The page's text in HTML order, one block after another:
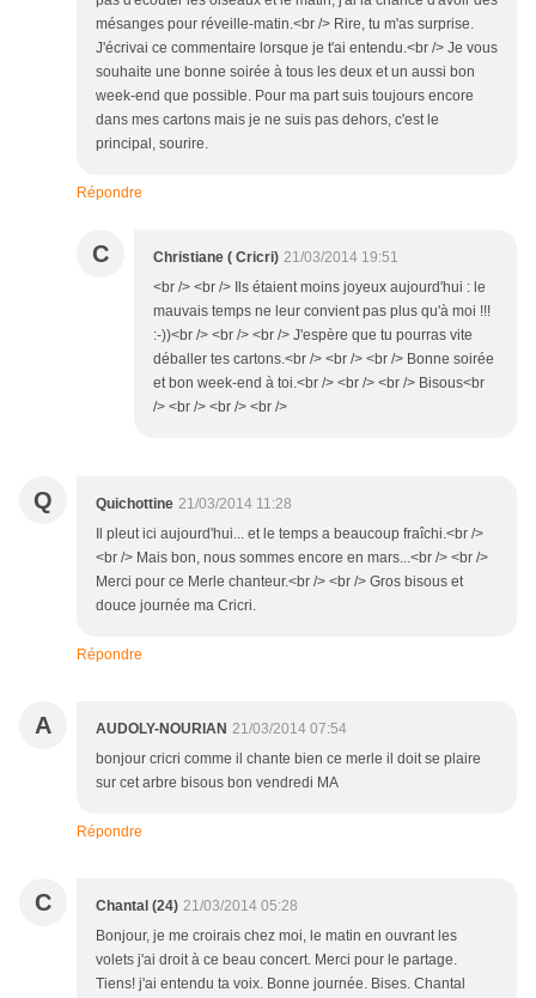
mésanges pour réveille-matin.<br /> Rire, tu m'as surprise.
J'écrivai ce commentaire lorsque je t'ai entendu.<br /> Je vous
souhaite une bonne soirée à tous les deux et un aussi bon
week-end que possible. Pour ma part suis toujours encore
dans mes cartons mais je ne suis pas dehors, c'est le
principal, sourire.
Répondre
C Christiane ( Cricri) 21/03/2014 19:51
<br /> <br /> Ils étaient moins joyeux aujourd'hui : le
mauvais temps ne leur convient pas plus qu'à moi !!!
:-))<br /> <br /> <br /> J'espère que tu pourras vite
déballer tes cartons.<br /> <br /> <br /> Bonne soirée
et bon week-end à toi.<br /> <br /> <br /> Bisous<br
/> <br /> <br /> <br />
Q Quichottine 21/03/2014 11:28
Il pleut ici aujourd'hui... et le temps a beaucoup fraîchi.<br />
<br /> Mais bon, nous sommes encore en mars...<br /> <br />
Merci pour ce Merle chanteur.<br /> <br /> Gros bisous et
douce journée ma Cricri.
Répondre
A AUDOLY-NOURIAN 21/03/2014 07:54
bonjour cricri comme il chante bien ce merle il doit se plaire
sur cet arbre bisous bon vendredi MA
Répondre
C Chantal (24) 21/03/2014 05:28
Bonjour, je me croirais chez moi, le matin en ouvrant les
volets j'ai droit à ce beau concert. Merci pour le partage.
Tiens! j'ai entendu ta voix. Bonne journée. Bises. Chantal